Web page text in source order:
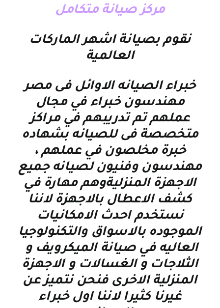
مركز صيانة متكامل
نقوم بصيانة اشهر الماركات
العالمية
خبراء الصيانه الاوائل فى مصر
مهندسون خبراء في مجال
عملهم تم تدريبهم في مراكز
متخصصة فى للصيانه بشهاده
خبرة مخلصون في عملهم ،
مهندسون وفنيون لصيانه جميع
الاجهزة المنزليةوهم مهارة في
كشف الاعطال بالاجهزة لاننا
نستخدم احدث الامكانيات
الموجوده بالاسواق والتكنولوجيا
العاليه في صيانة الميكرويف و
الثلاجات و الغسالات و الاجهزة
المنزلية الاخرى فنحن نتميز عن
غيرنا كثيرا لاننا اول خبراء